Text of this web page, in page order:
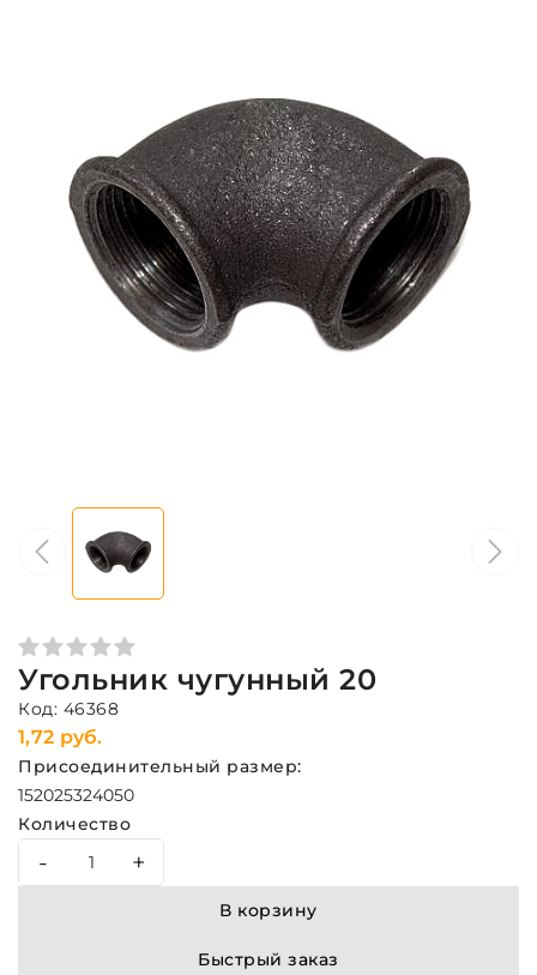
Угольник чугунный 20
Код: 46368
1,72 руб.
Присоединительный размер:
152025324050
Количество
- +
В корзину
Быстрый заказ